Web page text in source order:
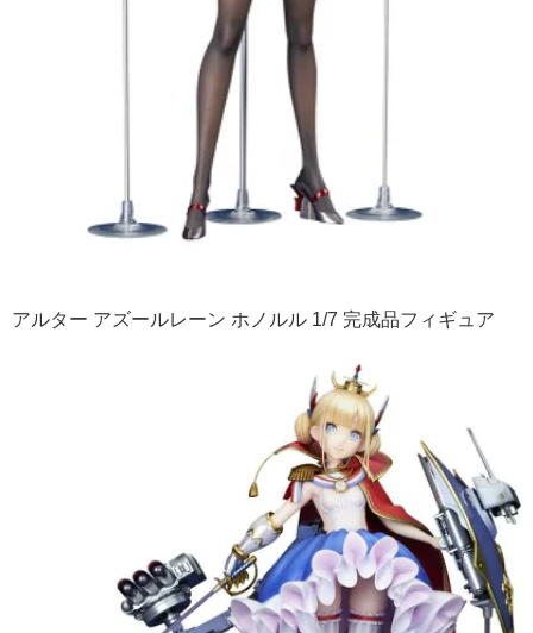
アルター アズールレーン ホノルル 1/7 完成品フィギュア